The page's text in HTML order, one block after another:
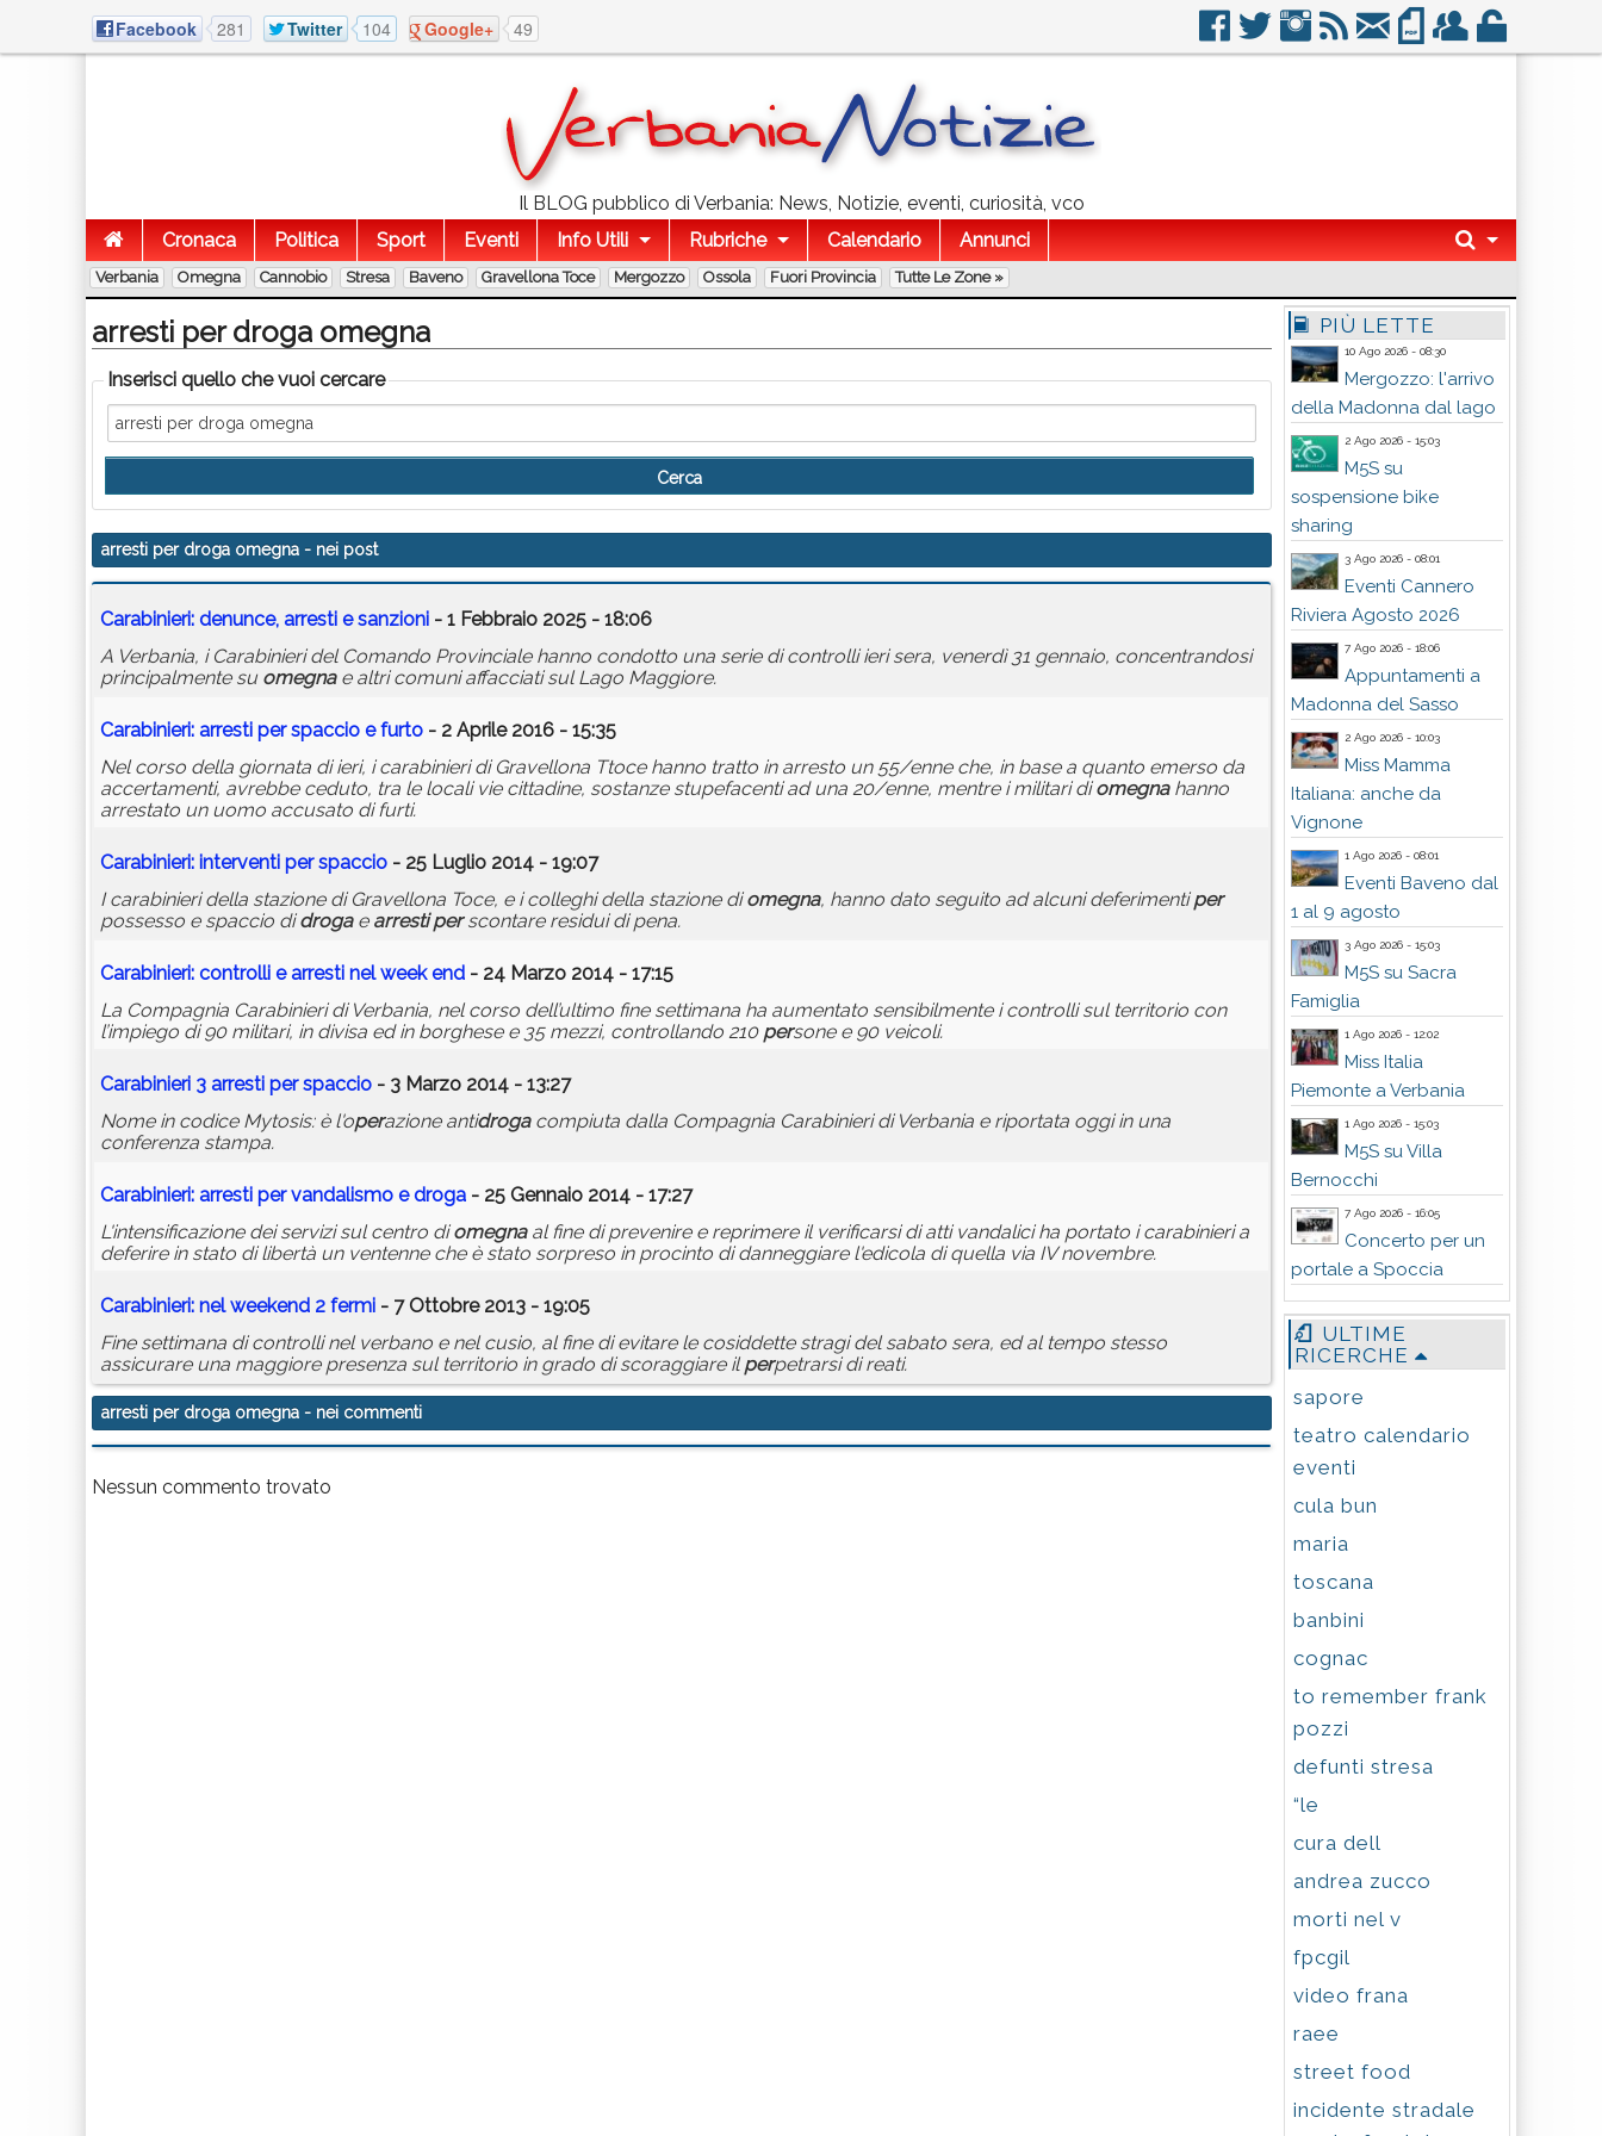
Facebook 281 Twitter 104 Google+ 49
Il BLOG pubblico di Verbania: News, Notizie, eventi, curiosità, vco
Cronaca
Politica Sport Eventi Info Utili Rubriche Calendario Annunci
Verbania Omegna Cannobio Stresa Baveno Gravellona Toce Mergozzo Ossola Fuori Provincia Tutte Le Zone »
arresti per droga omegna
Inserisci quello che vuoi cercare
arresti per droga omegna - nei post
Carabinieri: denunce, arresti e sanzioni - 1 Febbraio 2025 - 18:06
A Verbania, i Carabinieri del Comando Provinciale hanno condotto una serie di controlli ieri sera, venerdì 31 gennaio, concentrandosi
principalmente su omegnae altri comuni affacciati sul Lago Maggiore.
Carabinieri: arresti perspaccio e furto - 2 Aprile 2016 - 15:35
Nel corso della giornata di ieri, i carabinieri di Gravellona Ttoce hanno tratto in arresto un 55/enne che, in base a quanto emerso da
accertamenti, avrebbe ceduto, tra le locali vie cittadine, sostanze stupefacenti ad una 20/enne, mentre i militari diomegnahanno
arrestato un uomo accusato di furti.
Carabinieri: interventi perspaccio - 25 Luglio 2014 - 19:07
I carabinieri della stazione di Gravellona Toce, e i colleghi della stazione diomegna, hanno dato seguito ad alcuni deferimentiper
possesso e spaccio didrogae arresti perscontare residui di pena.
Carabinieri: controlli earresti nel week end - 24 Marzo 2014 - 17:15
La Compagnia Carabinieri di Verbania, nel corso dell’ultimo fine settimana ha aumentato sensibilmente i controlli sul territorio con
l’impiego di 90 militari, in divisa ed in borghese e 35 mezzi, controllando 210 persone e 90 veicoli.
Carabinieri 3 arresti perspaccio - 3 Marzo 2014 - 13:27
Nome in codice Mytosis: è l'operazione antidrogacompiuta dalla Compagnia Carabinieri di Verbania e riportata oggi in una
conferenza stampa.
Carabinieri: arresti pervandalismo edroga - 25 Gennaio 2014 - 17:27
L'intensificazione dei servizi sul centro diomegnaal fine di prevenire e reprimere il verificarsi di atti vandalici ha portato i carabinieri a
deferire in stato di libertà un ventenne che è stato sorpreso in procinto di danneggiare l'edicola di quella via IV novembre.
Carabinieri: nel weekend 2 fermi - 7 Ottobre 2013 - 19:05
Fine settimana di controlli nel verbano e nel cusio, al fine di evitare le cosiddette stragi del sabato sera, ed al tempo stesso
assicurare una maggiore presenza sul territorio in grado di scoraggiare ilperpetrarsi di reati.
arresti per droga omegna - nei commenti
Nessun commento trovato
PIÙ LETTE
10 Ago 2026 - 08:30
Mergozzo: l'arrivo
della Madonna dal lago
2 Ago 2026 - 15:03
M5S su
sospensione bike
sharing
3 Ago 2026 - 08:01
Eventi Cannero
Riviera Agosto 2026
7 Ago 2026 - 18:06
Appuntamenti a
Madonna del Sasso
2 Ago 2026 - 10:03
Miss Mamma
Italiana: anche da
Vignone
1 Ago 2026 - 08:01
Eventi Baveno dal
1 al 9 agosto
3 Ago 2026 - 15:03
M5S su Sacra
Famiglia
1 Ago 2026 - 12:02
Miss Italia
Piemonte a Verbania
1 Ago 2026 - 15:03
M5S su Villa
Bernocchi
7 Ago 2026 - 16:05
Concerto per un
portale a Spoccia
ULTIME
RICERCHE
sapore
teatro calendario
eventi
cula bun
maria
toscana
banbini
cognac
to remember frank
pozzi
defunti stresa
“le
cura dell
andrea zucco
morti nel v
fpcgil
video frana
raee
street food
incidente stradale